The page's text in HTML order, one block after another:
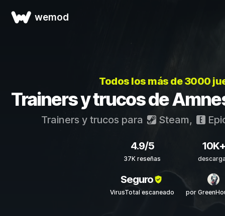
wemod
Todos los más de 3000
Trainers y trucos de
Trainers y trucos para Steam,
4.9/5
37K reseñas
10K+
Seguro
VirusTotal escaneado por